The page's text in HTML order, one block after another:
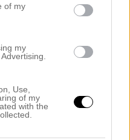
of my
my
Use,
of my
with the
2023